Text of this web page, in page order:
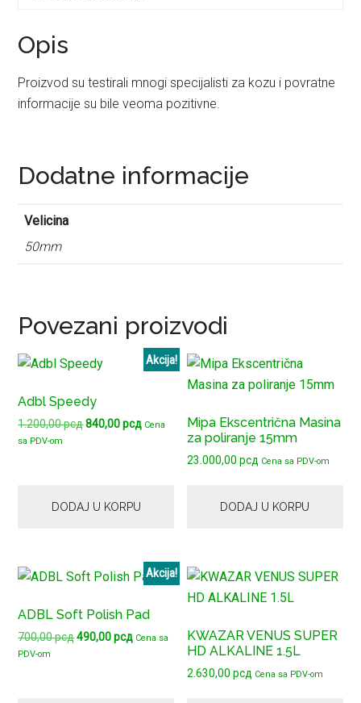
Opis
Proizvod su testirali mnogi specijalisti za kozu i povratne
informacije su bile veoma pozitivne.
Dodatne informacije
Velicina
50mm
Povezani proizvodi
Akcija!
Adbl Speedy
1.200,00рсдOriginalna
840,00рсд Trenutna
Cena
sa PDV-om
DODAJ U KORPU
Mipa Ekscentrična Masina
za poliranje 15mm
23.000,00рсд Cena sa PDV-om
DODAJ U KORPU
Akcija!
ADBL Soft Polish Pad
700,00рсдOriginalna
490,00рсдTrenutna
Cena sa
PDV-om
KWAZAR VENUS SUPER
HD ALKALINE 1.5L
2.630,00рсд Cena sa PDV-om